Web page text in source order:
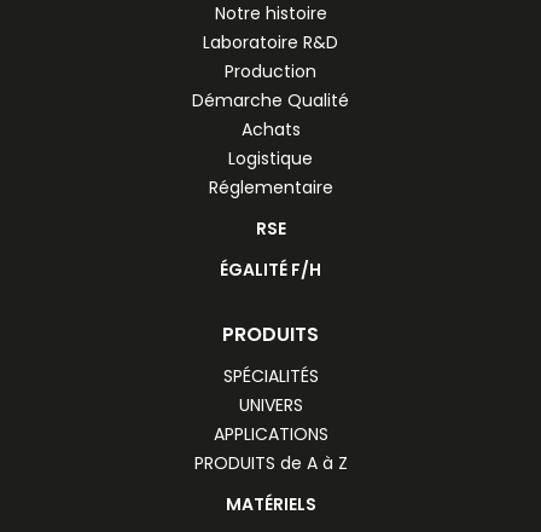
Notre histoire
Laboratoire R&D
Production
Démarche Qualité
Achats
Logistique
Réglementaire
RSE
ÉGALITÉ F/H
PRODUITS
SPÉCIALITÉS
UNIVERS
APPLICATIONS
PRODUITS de A à Z
MATÉRIELS